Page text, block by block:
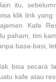
itu,
klik link yang
Kafe
paham, tim
basa-basi,
bisa secara
kafe atau